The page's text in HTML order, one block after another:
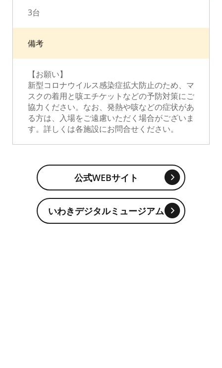
3台
備考
【お願い】
新型コロナウイルス感染症拡大防止のため、マ
スクの着用と咳エチケットなどの予防対策にご
協力ください。なお、発熱や咳などの症状があ
る方は、入場をご遠慮いただく場合がございま
す。詳しくは各施設にお問合せください。
公式WEBサイト
いわきデジタルミュージアム